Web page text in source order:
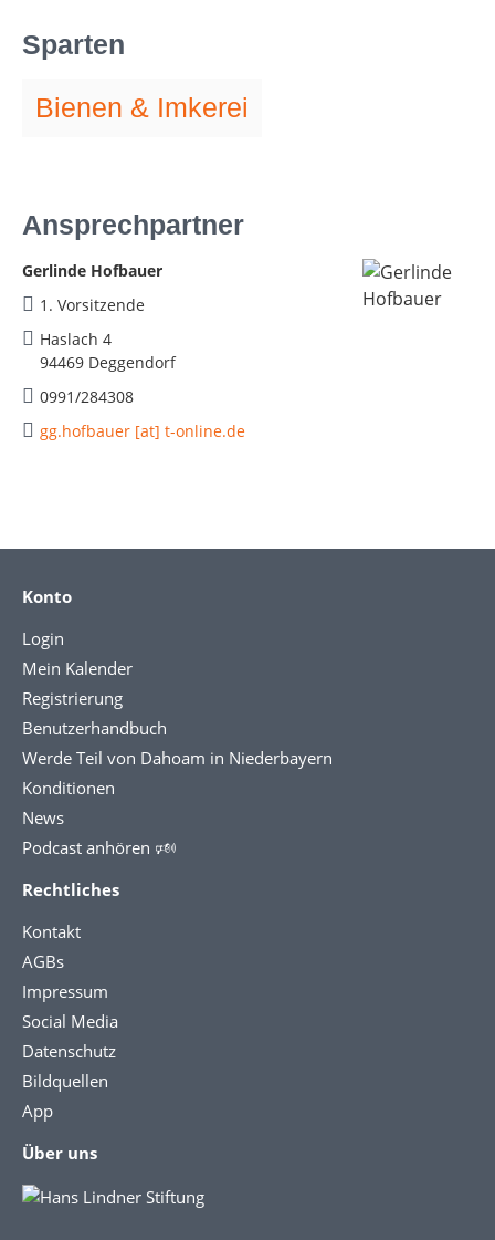
Sparten
Bienen & Imkerei
Ansprechpartner
Gerlinde Hofbauer
1. Vorsitzende
Haslach 4
94469 Deggendorf
0991/284308
gg.hofbauer [at] t-online.de
Konto
Login
Mein Kalender
Registrierung
Benutzerhandbuch
Werde Teil von Dahoam in Niederbayern
Konditionen
News
Podcast anhören 🕬
Rechtliches
Kontakt
AGBs
Impressum
Social Media
Datenschutz
Bildquellen
App
Über uns